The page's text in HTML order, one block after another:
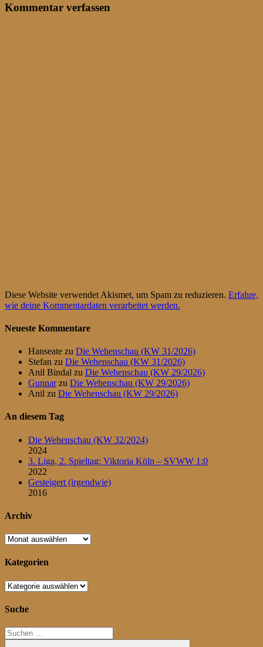
Kommentar verfassen
Diese Website verwendet Akismet, um Spam zu reduzieren. Erfahre,
wie deine Kommentardaten verarbeitet werden.
Neueste Kommentare
Hanseate zu Die Wehenschau (KW 31/2026)
Stefan zu Die Wehenschau (KW 31/2026)
Anil Bindal zu Die Wehenschau (KW 29/2026)
Gunnarzu Die Wehenschau (KW 29/2026)
Anil zu Die Wehenschau (KW 29/2026)
An diesem Tag
Die Wehenschau (KW 32/2024)
2024
3. Liga, 2. Spieltag: Viktoria Köln – SVWW 1:0
2022
Gesteigert (irgendwie)
2016
Archiv
Archiv
Kategorien
Kategorien
Suche
Suchen
nach: